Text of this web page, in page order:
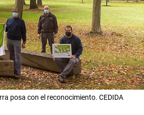
posa con el reconocimiento. CEDIDA